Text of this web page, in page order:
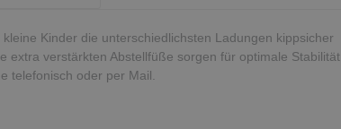
Kinder die unterschiedlichsten Ladungen kippsicher
verstärkten Abstellfüße sorgen für optimale Stabilität.
telefonisch oder per Mail.